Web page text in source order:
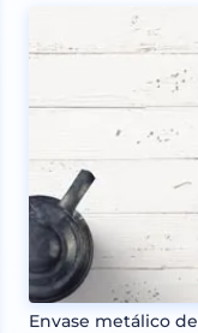
Envase metálico